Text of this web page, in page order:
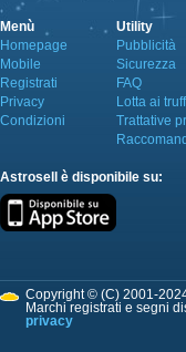
Menù
Homepage
Mobile
Registrati
Privacy
Condizioni
Utility
Pubblicità
Sicurezza
FAQ
Lotta ai
Trattative
Astrosell è disponibile su:
Copyright © (C) 2001-
Marchi registrati e segni
privacy